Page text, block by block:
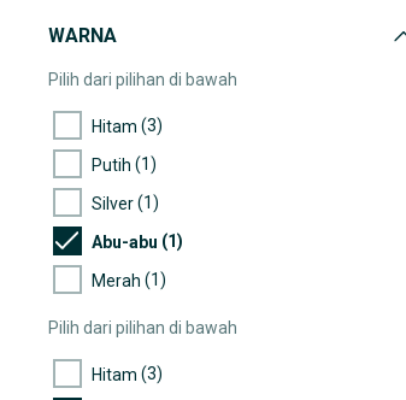
WARNA
Pilih dari pilihan di bawah
Hitam (3)
Putih (1)
Silver(1)
Abu-abu (1)
Merah (1)
Pilih dari pilihan di bawah
Hitam (3)